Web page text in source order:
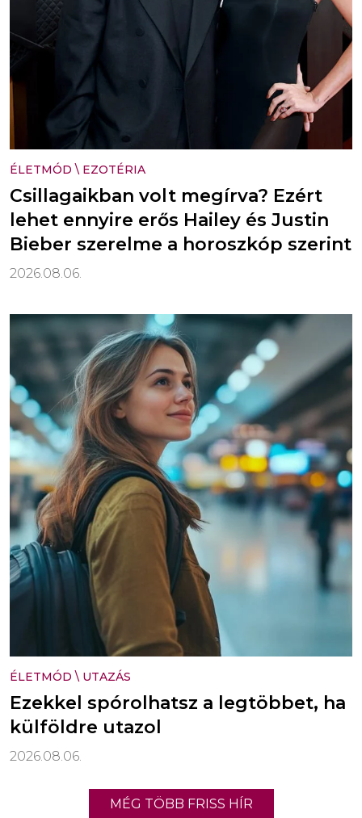
ÉLETMÓD \ EZOTÉRIA
Csillagaikban volt megírva? Ezért
lehet ennyire erős Hailey és Justin
Bieber szerelme a horoszkóp szerint
2026.08.06.
ÉLETMÓD \ UTAZÁS
Ezekkel spórolhatsz a legtöbbet, ha
külföldre utazol
2026.08.06.
MÉG TÖBB FRISS HÍR